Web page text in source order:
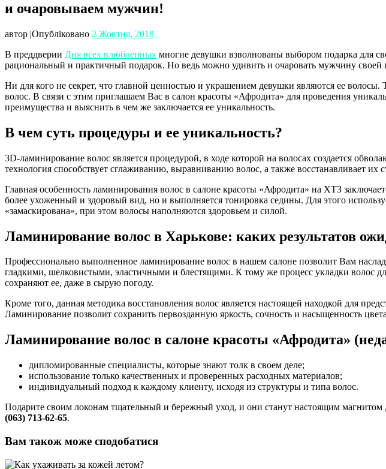
и очаровываем мужчин!
автор |Опубліковано 2 Жовтня, 2018
В преддверии Дня всех влюбленных многие девушки взволнованы выбором подарка для
рациональный и практичный подарок. Но ведь можно удивить и очаровать мужчину своей
Ни для кого не секрет, что главной ценностью и украшением девушки являются ее
волос. В связи с этим приглашаем Вас в салон красоты «Афродита» для проведения
преимущества и выяснить в чем же заключается ее уникальность.
В чем суть процедуры и ее уникальность?
3D-ламинирование волос является процедурой, в ходе которой на волосах создается
технология способствует сглаживанию, выравниванию волос, а также восстанавливает их
Главная особенность ламинирования волос в салоне красоты «Афродита» на ХТЗ
более ухоженный и здоровый вид, но и выполняется тонировка седины. Для этого
«замаскирована», при этом волосы наполняются здоровьем и силой.
Ламинирование волос в Харькове: каких результатов
Профессионально выполненное ламинирование волос в нашем салоне позволит Вам
гладкими, шелковистыми, эластичными и блестящими. К тому же процесс укладки волос
сохраняют ее, даже в сырую погоду.
Кроме того, данная методика восстановления волос является настоящей находкой для
Ламинирование позволит сохранить первозданную яркость, сочность и насыщенность
Ламинирование волос в салоне красоты «Афродита»
дипломированные специалисты, которые знают толк в своем деле;
использование только качественных и проверенных расходных материалов;
индивидуальный подход к каждому клиенту, исходя из структуры и типа волос.
Подарите своим локонам тщательный и бережный уход, и они станут настоящим
(063) 713-62-65.
Вам також може сподобатися